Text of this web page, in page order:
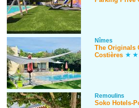
Nîmes
The Originals
Costières
Remoulins
Soko Hotels-